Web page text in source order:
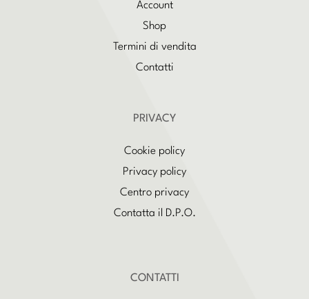
Account
Shop
Termini di vendita
Contatti
PRIVACY
Cookie policy
Privacy policy
Centro privacy
Contatta il D.P.O.
CONTATTI